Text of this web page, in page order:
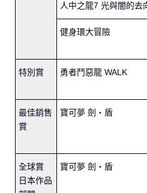
人中之龍7 光與闇的去
健身環大冒險
特別賞 勇者鬥惡龍 WALK
最佳銷售
賞
寶可夢 劍・盾
全球賞
日本作品
寶可夢 劍・盾